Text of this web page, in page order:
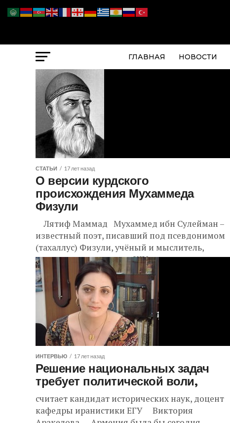
ГЛАВНАЯ НОВОСТИ
СТАТЬИ 17 лет назад
О версии курдского
происхождения Мухаммеда
Физули
Лятиф Маммад Мухаммед ибн Сулейман –
известный поэт, писавший под псевдонимом
(тахаллус) Физули, учёный и мыслитель,
классик жанра «диван» XIV в. ‎‎родился в...
ИНТЕРВЬЮ 17 лет назад
Решение национальных задач
требует политической воли,
считает кандидат исторических наук, доцент
кафедры иранистики ЕГУ Виктория